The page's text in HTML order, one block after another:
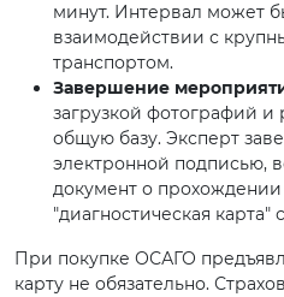
минут. Интервал может
взаимодействии с
транспортом.
Завершение
загрузкой фотографий и
общую базу. Эксперт
электронной подписью,
документ о прохождении
"диагностическая карта"
При покупке ОСАГО
карту не обязательно.